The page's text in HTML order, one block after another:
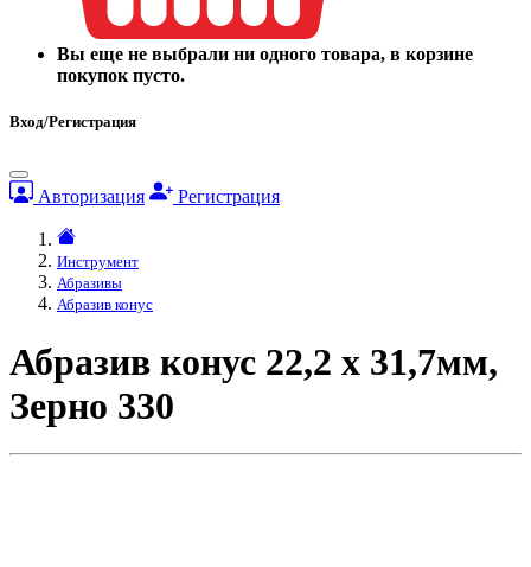
Вы еще не выбрали ни одного товара, в корзине
покупок пусто.
Вход/Регистрация
Авторизация Регистрация
Инструмент
Абразивы
Абразив конус
Абразив конус 22,2 х 31,7мм,
Зерно 330